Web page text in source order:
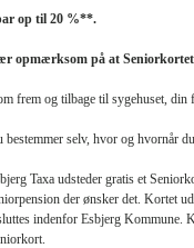
op til 20 %**.
opmærksom på at
frem og tilbage til sygehuset, din
bestemmer selv, hvor og hvornår
Taxa udsteder gratis et
der ønsker det. Kortet
indenfor Esbjerg Kommune.